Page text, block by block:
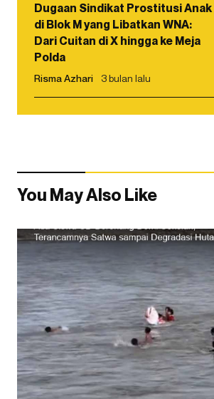
Dugaan Sindikat Prostitusi Anak
di Blok M yang Libatkan WNA:
Dari Cuitan di X hingga ke Meja
Polda
Risma Azhari 3 bulan lalu
You May Also Like